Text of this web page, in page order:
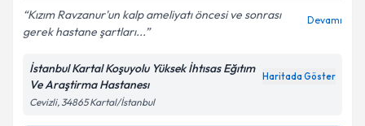
Kızım Ravzanur'un kalp ameliyatı öncesi ve sonrası
gerek hastane şartları...
Devamı
İstanbul Kartal Koşuyolu Yüksek İhtısas Eğıtım
Ve Araştirma Hastanesı
Haritada Göster
Cevizli, 34865 Kartal/İstanbul